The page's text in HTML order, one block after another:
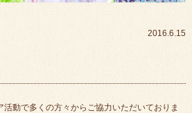
2016.6.15
動で多くの方々からご協力いただいておりま